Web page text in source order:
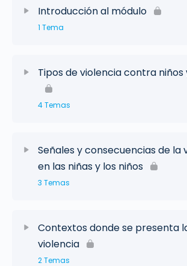
Introducción al módulo
1 Tema
Tipos de violencia contra niños
4 Temas
Señales y consecuencias de la
en las niñas y los niños
3 Temas
Contextos donde se presenta
violencia
2 Temas